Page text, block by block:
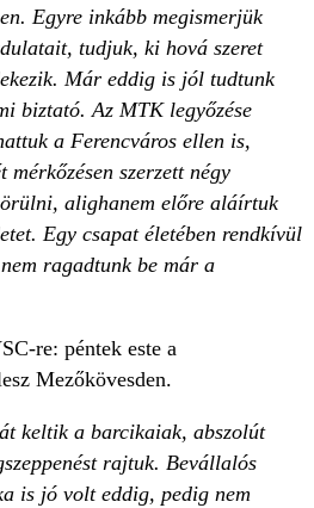
Egyre inkább megismerjük
tudjuk, ki hová szeret
Már eddig is jól tudtunk
biztató. Az MTK legyőzése
a Ferencváros ellen is,
szerzett négy
alighanem előre aláírtuk
Egy csapat életében rendkívül
ragadtunk be már a
re: péntek este a
Mezőkövesden.
keltik a barcikaiak, abszolút
rajtuk. Bevállalós
is jó volt eddig, pedig nem